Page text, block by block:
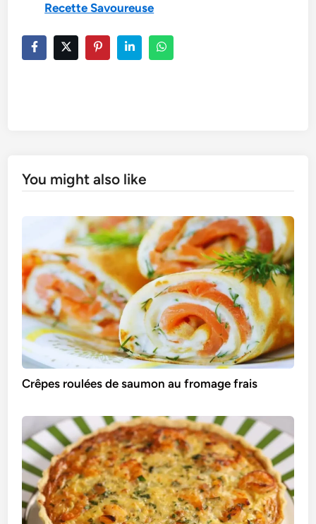
Recette Savoureuse
You might also like
Crêpes roulées de saumon au fromage frais